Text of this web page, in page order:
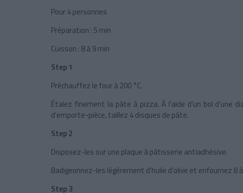
Pour 4 personnes
Préparation : 5 min
Cuisson : 8 à 9 min
Step 1
Préchauffez le four à200 °C.
Étalez finement la pâte à pizza. À l’aide d’un bol
d’emporte-pièce, taillez 4 disques de pâte.
Step 2
Disposez-les sur une plaque à pâtisserie antiadhésive.
Badigeonnez-les légèrement d’huile d’olive et enfournez 8
Step 3